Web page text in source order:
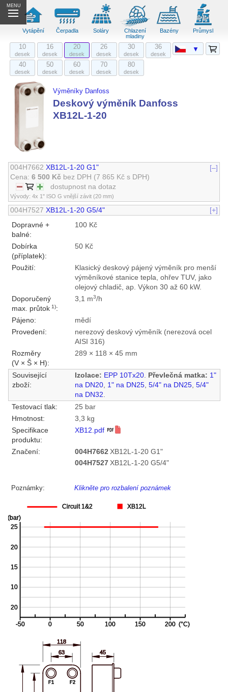
MENU
Vytápění Čerpadla Soláry
Chlazení
mladiny
Bazény Průmysl
10
desek
16
desek
20
desek
26
desek
30
desek
36
desek
40
desek
50
desek
60
desek
70
desek
80
desek
Výměníky Danfoss
Deskový výměník Danfoss
XB12L-1-20
004H7662 XB12L-1-20 G1"
[–]
Cena:6 500 Kč bez DPH (7 865 Kč s DPH)
dostupnost na dotaz
Vývody: 4x 1" ISO G vnější závit (20 mm)
004H7527 XB12L-1-20 G5/4"
[+]
Dopravné +
balné:
100 Kč
Dobírka
(příplatek):
50 Kč
Použití:
Klasický deskový pájený výměník pro menší
výměníkové stanice tepla, ohřev TUV, jako
olejový chladič, ap. Výkon 30 až 60 kW.
Doporučený
max. průtok1):
3,1 m3/h
Pájeno:
mědí
Provedení:
nerezový deskový výměník (nerezová ocel
AISI 316)
Rozměry
(V × Š × H):
289 × 118 × 45 mm
Související
zboží:
Izolace: EPP 10Tx20. Převlečná matka: 1"
na DN20, 1" na DN25, 5/4" na DN25, 5/4"
na DN32.
Testovací tlak:
25 bar
Hmotnost:
3,3 kg
Specifikace
produktu:
XB12.pdf
Značení: 004H7662 XB12L-1-20 G1"
004H7527 XB12L-1-20 G5/4"
Poznámky: Klikněte pro rozbalení poznámek
▼